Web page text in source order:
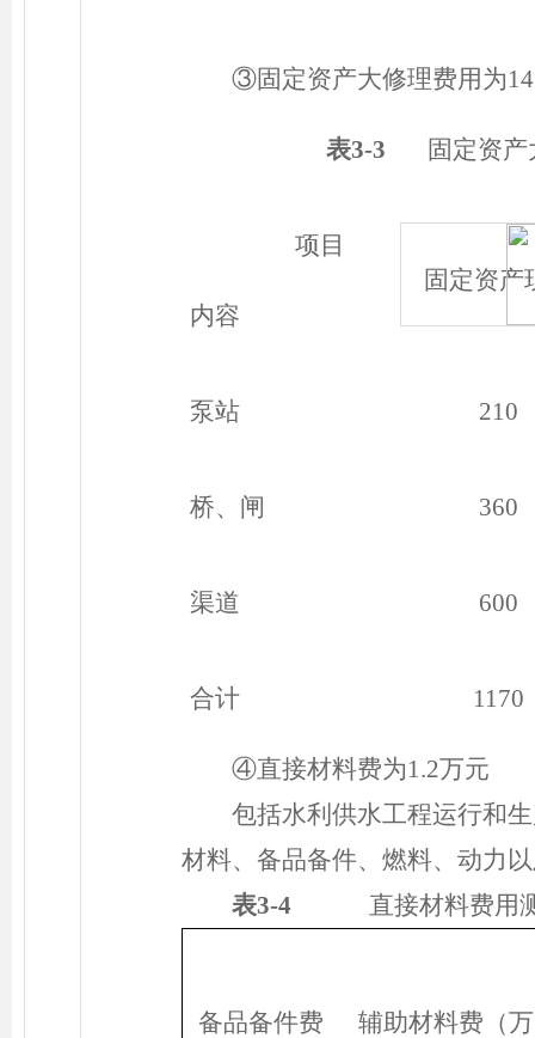
③固定资产大修理费用为
表3-3 固定资产
项目
内容
固定资产
泵站 210
桥、闸 360
渠道 600
合计 1170
④直接材料费为1.2万元
包括水利供水工程运行和
材料、备品备件、燃料、动力
表3-4
直接材料费用
备品备件费
辅助材料费（